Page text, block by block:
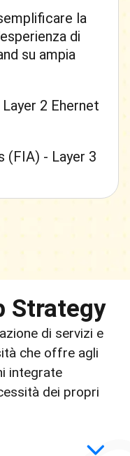
la
di
su ampia
2 Ehernet
(FIA) - Layer 3
Strategy
di servizi e
che offre agli
integrate
dei propri